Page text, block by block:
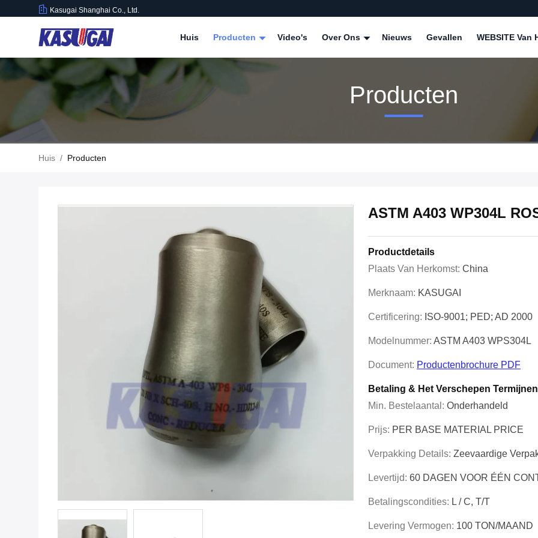
Kasugai Shanghai Co., Ltd.
Huis Producten Video's Over Ons Nieuws Gevallen WEBSITE Van
Producten
Huis / Producten
ASTM A403 WP304L
Productdetails
Plaats Van Herkomst: China
Merknaam: KASUGAI
Certificering: ISO-9001; PED; AD 2000
Modelnummer: ASTM A403 WPS304L
Document: Productenbrochure PDF
Betaling & Het Verschepen Termijnen
Min. Bestelaantal: Onderhandeld
Prijs: PER BASE MATERIAL PRICE
Verpakking Details: Zeevaardige
Levertijd: 60 DAGEN VOOR ÉÉN
Betalingscondities: L / C, T/T
Levering Vermogen: 100 TON/MAAND